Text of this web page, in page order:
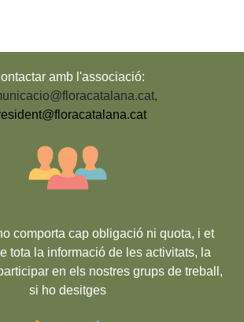
amb l'associació:
,
comporta cap obligació ni quota, i et
tota la informació de les activitats, la
en els nostres grups de treball,
si ho desitges